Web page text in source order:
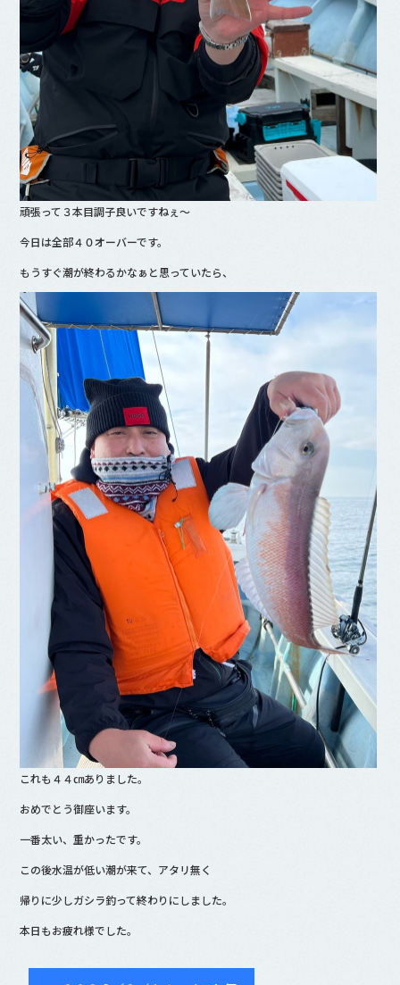
頑張って３本目調子良いですねぇ〜
今日は全部４０オーバーです。
もうすぐ潮が終わるかなぁと思っていたら、
これも４４㎝ありました。
おめでとう御座います。
一番太い、重かったです。
この後水温が低い潮が来て、アタリ無く
帰りに少しガシラ釣って終わりにしました。
本日もお疲れ様でした。